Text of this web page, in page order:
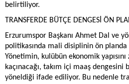
belirtiliyor.
TRANSFERDE BÜTÇE DENGESİ ÖN
Erzurumspor Başkanı Ahmet Dal ve
politikasında mali disiplinin ön
Yönetimin, kulübün ekonomik
kaçınacağı, takım içi maaş
yöneldiği ifade ediliyor. Bu nedenle